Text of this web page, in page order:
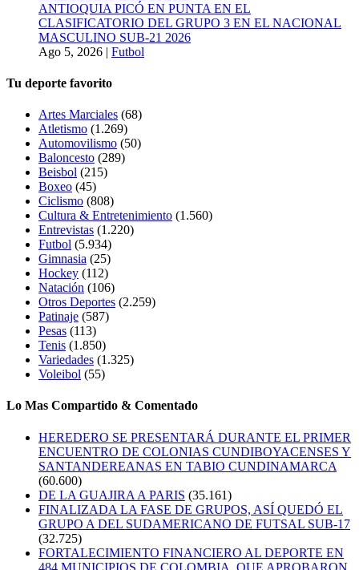
ANTIOQUIA PICÓ EN PUNTA EN EL
CLASIFICATORIO DEL GRUPO 3 EN EL NACIONAL
MASCULINO SUB-21 2026
Ago 5, 2026 | Futbol
Tu deporte favorito
Artes Marciales (68)
Atletismo (1.269)
Automovilismo (50)
Baloncesto (289)
Beisbol (215)
Boxeo (45)
Ciclismo (808)
Cultura & Entretenimiento (1.560)
Entrevistas (1.220)
Futbol (5.934)
Gimnasia (25)
Hockey (112)
Natación (106)
Otros Deportes (2.259)
Patinaje (587)
Pesas (113)
Tenis (1.850)
Variedades (1.325)
Voleibol (55)
Lo Mas Compartido & Comentado
HEREDERO SE PRESENTARÁ DURANTE EL PRIMER
ENCUENTRO DE COLONIAS CUNDIBOYACENSES Y
SANTANDEREANAS EN TABIO CUNDINAMARCA
(60.600)
DE LA GUAJIRA A PARIS (35.161)
FINALIZADA LA FASE DE GRUPOS, ASÍ QUEDÓ EL
GRUPO A DEL SUDAMERICANO DE FUTSAL SUB-17
(32.725)
FORTALECIMIENTO FINANCIERO AL DEPORTE EN
484 MUNICIPIOS DE COLOMBIA, QUE APROBARON